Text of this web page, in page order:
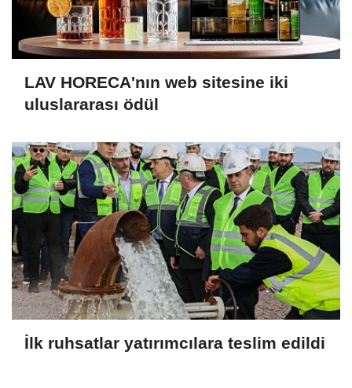
LAV HORECA'nın web sitesine iki
uluslararası ödül
İlk ruhsatlar yatırımcılara teslim edildi